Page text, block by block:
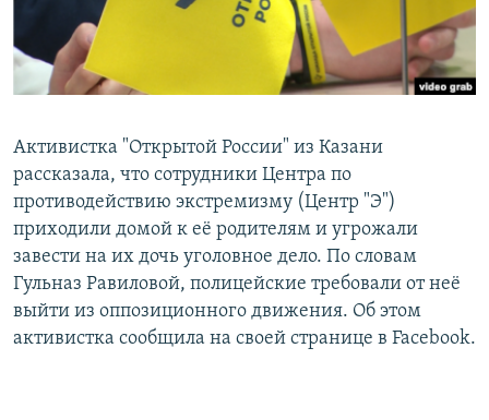
СОЦИАЛЬНЫЕ СЕТИ
Все сайты РСЕ/РС
Активистка "Открытой России" из Казани
рассказала, что сотрудники Центра по
противодействию экстремизму (Центр "Э")
приходили домой к её родителям и угрожали
завести на их дочь уголовное дело. По словам
Гульназ Равиловой, полицейские требовали от неё
выйти из оппозиционного движения. Об этом
активистка сообщила на своей странице в Facebook.